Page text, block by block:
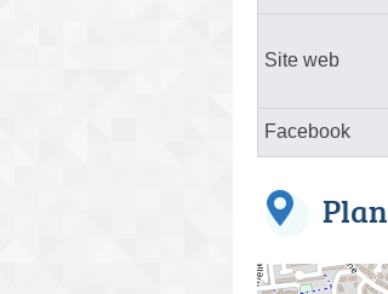
Site web
Facebook